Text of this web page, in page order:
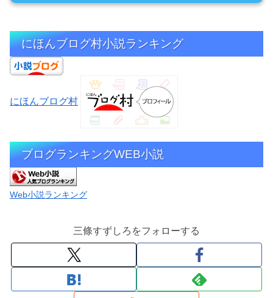
にほんブログ村小説ランキング
にほんブログ村
ブログランキングWEB小説
Web小説ランキング
三條すずしろをフォローする